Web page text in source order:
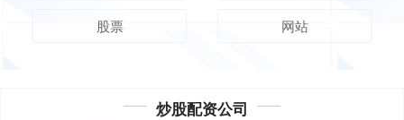
股票 网站
炒股配资公司